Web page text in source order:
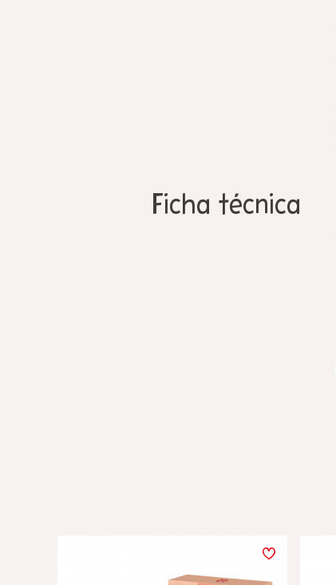
Ficha técnica